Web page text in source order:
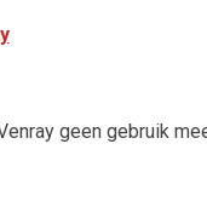
geen gebruik